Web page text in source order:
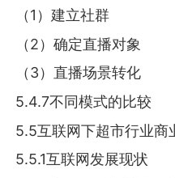
（1）建立社群
（2）确定直播对象
（3）直播场景转化
5.4.7不同模式的比较
5.5互联网下超市行业商
5.5.1互联网发展现状